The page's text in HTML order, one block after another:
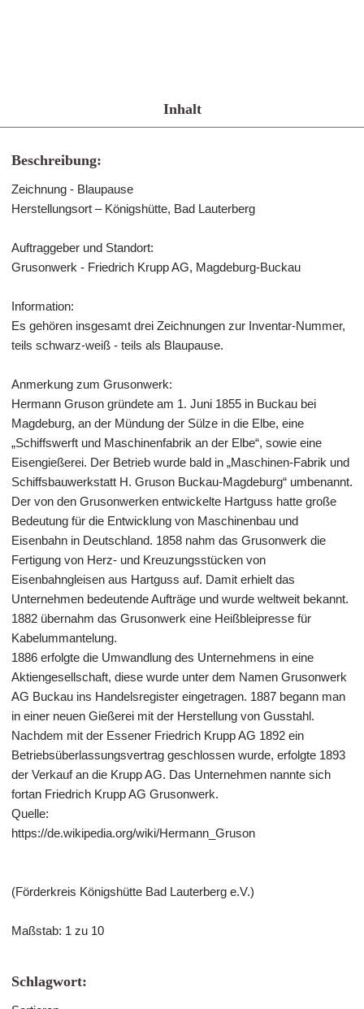
Inhalt
Beschreibung:
Zeichnung - Blaupause
Herstellungsort – Königshütte, Bad Lauterberg
Auftraggeber und Standort:
Grusonwerk - Friedrich Krupp AG, Magdeburg-Buckau
Information:
Es gehören insgesamt drei Zeichnungen zur Inventar-Nummer,
teils schwarz-weiß - teils als Blaupause.
Anmerkung zum Grusonwerk:
Hermann Gruson gründete am 1. Juni 1855 in Buckau bei
Magdeburg, an der Mündung der Sülze in die Elbe, eine
„Schiffswerft und Maschinenfabrik an der Elbe“, sowie eine
Eisengießerei. Der Betrieb wurde bald in „Maschinen-Fabrik und
Schiffsbauwerkstatt H. Gruson Buckau-Magdeburg“ umbenannt.
Der von den Grusonwerken entwickelte Hartguss hatte große
Bedeutung für die Entwicklung von Maschinenbau und
Eisenbahn in Deutschland. 1858 nahm das Grusonwerk die
Fertigung von Herz- und Kreuzungsstücken von
Eisenbahngleisen aus Hartguss auf. Damit erhielt das
Unternehmen bedeutende Aufträge und wurde weltweit bekannt.
1882 übernahm das Grusonwerk eine Heißbleipresse für
Kabelummantelung.
1886 erfolgte die Umwandlung des Unternehmens in eine
Aktiengesellschaft, diese wurde unter dem Namen Grusonwerk
AG Buckau ins Handelsregister eingetragen. 1887 begann man
in einer neuen Gießerei mit der Herstellung von Gusstahl.
Nachdem mit der Essener Friedrich Krupp AG 1892 ein
Betriebsüberlassungsvertrag geschlossen wurde, erfolgte 1893
der Verkauf an die Krupp AG. Das Unternehmen nannte sich
fortan Friedrich Krupp AG Grusonwerk.
Quelle:
https://de.wikipedia.org/wiki/Hermann_Gruson
(Förderkreis Königshütte Bad Lauterberg e.V.)
Maßstab: 1 zu 10
Schlagwort: